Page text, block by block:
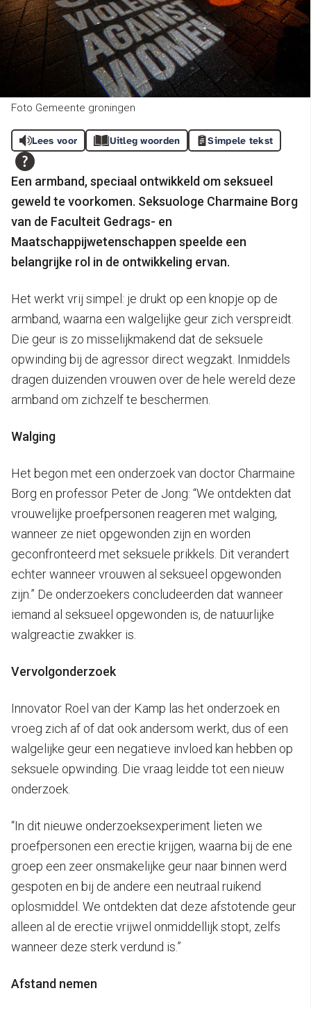
Foto Gemeente groningen
Lees voor Uitleg woorden Simpele tekst
Een armband, speciaal ontwikkeld om seksueel
geweld te voorkomen. Seksuologe Charmaine Borg
van de Faculteit Gedrags- en
Maatschappijwetenschappen speelde een
belangrijke rol in de ontwikkeling ervan.
Het werkt vrij simpel: je drukt op een knopje op de
armband, waarna een walgelijke geur zich verspreidt.
Die geur is zo misselijkmakend dat de seksuele
opwinding bij de agressor direct wegzakt. Inmiddels
dragen duizenden vrouwen over de hele wereld deze
armband om zichzelf te beschermen.
Walging
Het begon met een onderzoek van doctor Charmaine
Borg en professor Peter de Jong: “We ontdekten dat
vrouwelijke proefpersonen reageren met walging,
wanneer ze niet opgewonden zijn en worden
geconfronteerd met seksuele prikkels. Dit verandert
echter wanneer vrouwen al seksueel opgewonden
zijn.” De onderzoekers concludeerden dat wanneer
iemand al seksueel opgewonden is, de natuurlijke
walgreactie zwakker is.
Vervolgonderzoek
Innovator Roel van der Kamp las het onderzoek en
vroeg zich af of dat ook andersom werkt, dus of een
walgelijke geur een negatieve invloed kan hebben op
seksuele opwinding. Die vraag leidde tot een nieuw
onderzoek.
“In dit nieuwe onderzoeksexperiment lieten we
proefpersonen een erectie krijgen, waarna bij de ene
groep een zeer onsmakelijke geur naar binnen werd
gespoten en bij de andere een neutraal ruikend
oplosmiddel. We ontdekten dat deze afstotende geur
alleen al de erectie vrijwel onmiddellijk stopt, zelfs
wanneer deze sterk verdund is.”
Afstand nemen